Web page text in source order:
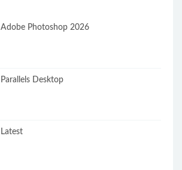
Adobe Photoshop 2026
Parallels Desktop
Latest